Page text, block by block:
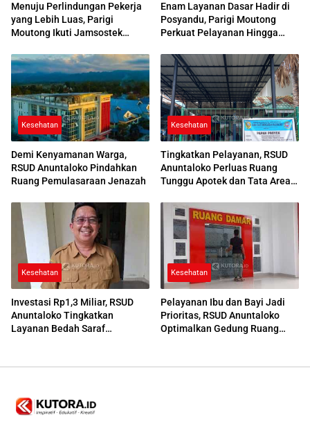
Menuju Perlindungan Pekerja
yang Lebih Luas, Parigi
Moutong Ikuti Jamsostek
Enam Layanan Dasar Hadir di
Posyandu, Parigi Moutong
Perkuat Pelayanan Hingga
Kesehatan
Demi Kenyamanan Warga,
RSUD Anuntaloko Pindahkan
Ruang Pemulasaraan Jenazah
Kesehatan
Tingkatkan Pelayanan, RSUD
Anuntaloko Perluas Ruang
Tunggu Apotek dan Tata Area
Kesehatan
Investasi Rp1,3 Miliar, RSUD
Anuntaloko Tingkatkan
Layanan Bedah Saraf
Kesehatan
Pelayanan Ibu dan Bayi Jadi
Prioritas, RSUD Anuntaloko
Optimalkan Gedung Ruang